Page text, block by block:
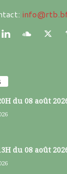
du 08 août
du 08 août